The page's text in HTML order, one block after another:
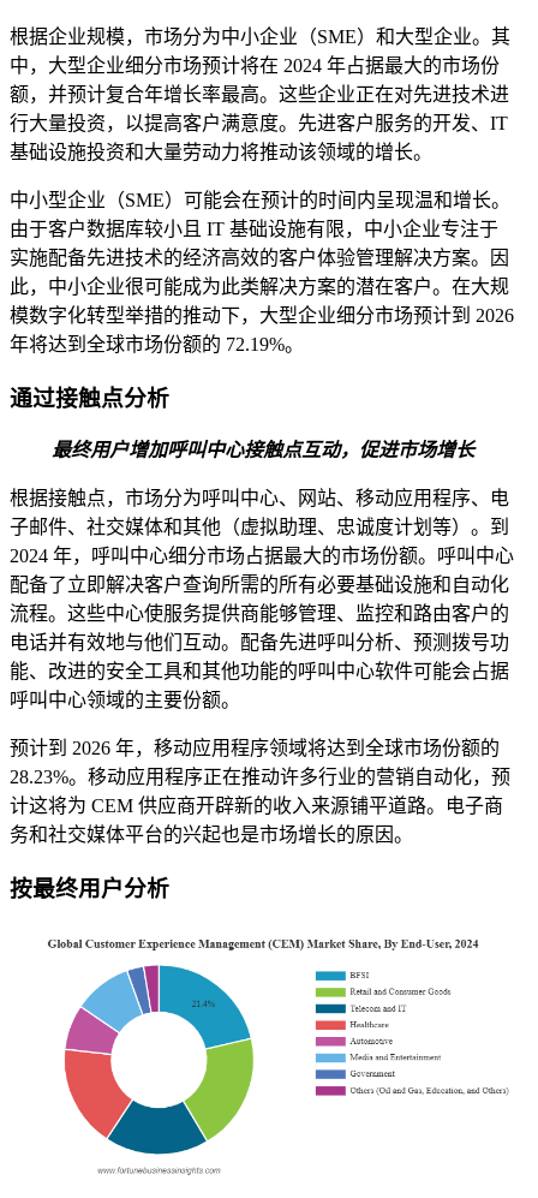
根据企业规模，市场分为中小企业（SME）和大型企业。其
中，大型企业细分市场预计将在 2024 年占据最大的市场份
额，并预计复合年增长率最高。这些企业正在对先进技术进
行大量投资，以提高客户满意度。先进客户服务的开发、IT
基础设施投资和大量劳动力将推动该领域的增长。
中小型企业（SME）可能会在预计的时间内呈现温和增长。
由于客户数据库较小且 IT 基础设施有限，中小企业专注于
实施配备先进技术的经济高效的客户体验管理解决方案。因
此，中小企业很可能成为此类解决方案的潜在客户。在大规
模数字化转型举措的推动下，大型企业细分市场预计到 2026
年将达到全球市场份额的 72.19%。
通过接触点分析
最终用户增加呼叫中心接触点互动，促进市场增长
根据接触点，市场分为呼叫中心、网站、移动应用程序、电
子邮件、社交媒体和其他（虚拟助理、忠诚度计划等）。到
2024 年，呼叫中心细分市场占据最大的市场份额。呼叫中心
配备了立即解决客户查询所需的所有必要基础设施和自动化
流程。这些中心使服务提供商能够管理、监控和路由客户的
电话并有效地与他们互动。配备先进呼叫分析、预测拨号功
能、改进的安全工具和其他功能的呼叫中心软件可能会占据
呼叫中心领域的主要份额。
预计到 2026 年，移动应用程序领域将达到全球市场份额的
28.23%。移动应用程序正在推动许多行业的营销自动化，预
计这将为 CEM 供应商开辟新的收入来源铺平道路。电子商
务和社交媒体平台的兴起也是市场增长的原因。
按最终用户分析